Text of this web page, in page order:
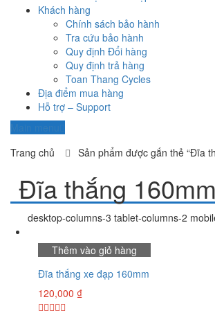
Khách hàng
Chính sách bảo hành
Tra cứu bảo hành
Quy định Đổi hàng
Quy định trả hàng
Toan Thang Cycles
Địa điểm mua hàng
Hỗ trợ – Support
Trang chủ
Sản phẩm được gắn thẻ “Đĩa
Đĩa thắng 160mm
desktop-columns-3 tablet-columns-2
Thêm vào giỏ hàng
Đĩa thắng xe đạp 160mm
120,000 ₫